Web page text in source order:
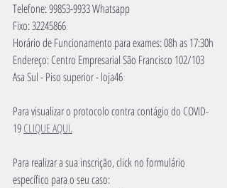
Telefone: 99853-9933 Whatsapp
Fixo: 32245866
Horário de Funcionamento para exames: 08h as 17:30h
Endereço: Centro Empresarial São Francisco 102/103
Asa Sul - Piso superior - loja46
Para visualizar o protocolo contra contágio do COVID-
19 CLIQUE AQUI.
Para realizar a sua inscrição, click no formulário
específico para o seu caso: